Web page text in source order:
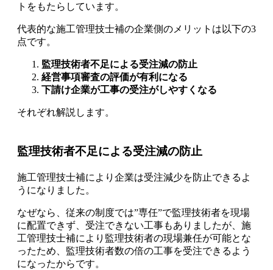
トをもたらしています。
代表的な施工管理技士補の企業側のメリットは以下の3
点です。
監理技術者不足による受注減の防止
経営事項審査の評価が有利になる
下請け企業が工事の受注がしやすくなる
それぞれ解説します。
監理技術者不足による受注減の防止
施工管理技士補により 企業は受注減少を防止できるよ
うになりました。
なぜなら、従来の制度では”専任”で監理技術者を現場
に配置できず、受注できない工事もありましたが、施
工管理技士補により監理技術者の現場兼任が可能とな
ったため、 監理技術者数の倍の工事を受注できるよう
になったからです。